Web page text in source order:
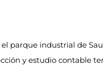
parque industrial de
y estudio contable